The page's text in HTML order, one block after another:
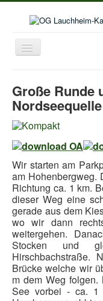
Toggle
Navigation
Aktuelles
Veranstaltungskalender
Selbstwanderungen
Lust auf mehr
Kooperation
Naturschutz
Pressemitteilungen
Große Runde
Wir starten am
am Hohenbergweg.
Richtung ca. 1 km.
dieser Weg eine
gerade aus dem
wo wir dann
weitergehen.
Stocken und
Hirschbachstraße.
Brücke welche wir
m dem Weg
See vorbei - ca. 1